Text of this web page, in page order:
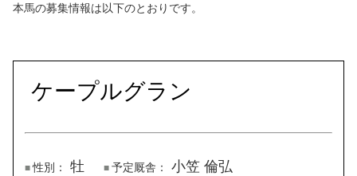
本馬の募集情報は以下のとおりです。
ケープルグラン
性別： 牡 予定厩舎： 小笠 倫弘